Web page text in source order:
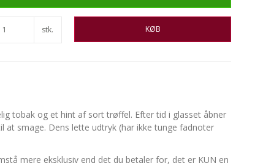
stk. KØB
tobak og et hint af sort trøffel. Efter tid i glasset åbner
smage. Dens lette udtryk (har ikke tunge fadnoter
mere eksklusiv end det du betaler for, det er KUN en